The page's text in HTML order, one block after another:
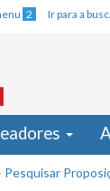
2 Ir para a
Pesquisar